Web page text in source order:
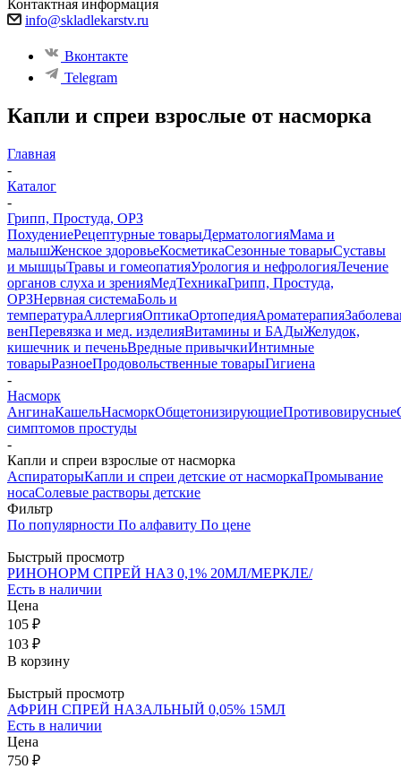
Контактная информация
info@skladlekarstv.ru
Вконтакте
Telegram
Капли и спреи взрослые от насморка
Главная
-
Каталог
-
Грипп, Простуда, ОРЗ
ПохудениеРецептурные товарыДерматологияМама и
малышЖенское здоровьеКосметикаСезонные товарыСуставы
и мышцыТравы и гомеопатияУрология и нефрологияЛечение
органов слуха и зренияМедТехникаГрипп, Простуда,
ОРЗНервная системаБоль и
температураАллергияОптикаОртопедияАроматерапия
венПеревязка и мед. изделияВитамины и БАДыЖелудок,
кишечник и печеньВредные привычкиИнтимные
товарыРазноеПродовольственные товарыГигиена
-
Насморк
АнгинаКашельНасморкОбщетонизирующиеПротивовирусные
симптомов простуды
-
Капли и спреи взрослые от насморка
АспираторыКапли и спреи детские от насморкаПромывание
носаСолевые растворы детские
Фильтр
По популярности По алфавиту По цене
Быстрый просмотр
РИНОНОРМ СПРЕЙ НАЗ 0,1% 20МЛ/МЕРКЛЕ/
Есть в наличии
Цена
105 ₽
103 ₽
В корзину
Быстрый просмотр
АФРИН СПРЕЙ НАЗАЛЬНЫЙ 0,05% 15МЛ
Есть в наличии
Цена
750 ₽